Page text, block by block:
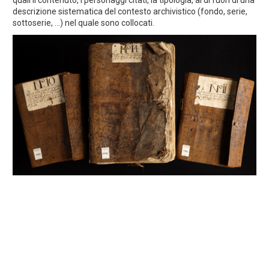
descrizione sistematica del contesto archivistico (fondo, serie,
sottoserie, ...) nel quale sono collocati.